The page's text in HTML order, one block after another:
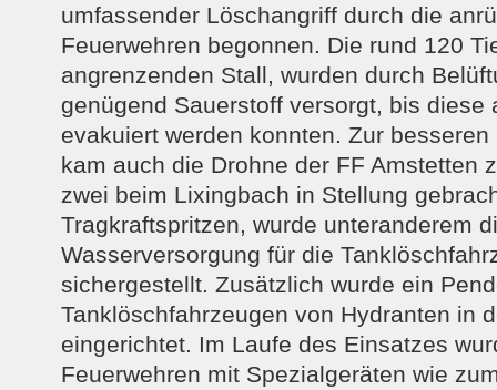
umfassender Löschangriff durch die
Feuerwehren begonnen. Die rund 120
angrenzenden Stall, wurden durch
genügend Sauerstoff versorgt, bis diese
evakuiert werden konnten. Zur
kam auch die Drohne der FF Amstetten
zwei beim Lixingbach in Stellung
Tragkraftspritzen, wurde unteranderem
Wasserversorgung für die
sichergestellt. Zusätzlich wurde ein
Tanklöschfahrzeugen von Hydranten in
eingerichtet. Im Laufe des Einsatzes
Feuerwehren mit Spezialgeräten wie